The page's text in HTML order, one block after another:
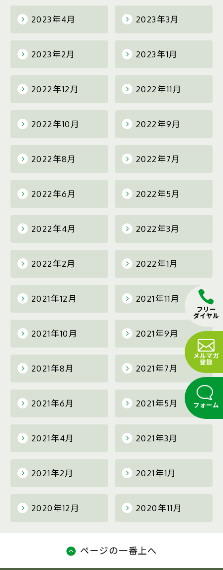
フリー
ダイヤル
メルマガ
登録
フォーム
2023年4月 2023年3月
2023年2月 2023年1月
2022年12月 2022年11月
2022年10月 2022年9月
2022年8月 2022年7月
2022年6月 2022年5月
2022年4月 2022年3月
2022年2月 2022年1月
2021年12月 2021年11月
2021年10月 2021年9月
2021年8月 2021年7月
2021年6月 2021年5月
2021年4月 2021年3月
2021年2月 2021年1月
2020年12月 2020年11月
ページの一番上へ